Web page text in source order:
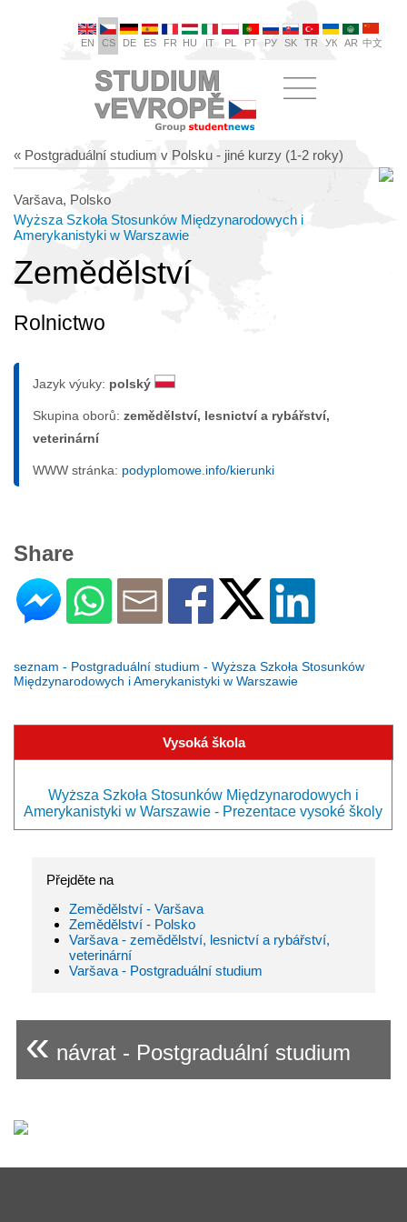
EN CS DE ES FR HU IT PL PT РУ SK TR УК AR 中文
« Postgraduální studium v Polsku - jiné kurzy (1-2 roky)
Varšava, Polsko
Wyższa Szkoła Stosunków Międzynarodowych i
Amerykanistyki w Warszawie
Zemědělství
Rolnictwo
Jazyk výuky: polský
Skupina oborů: zemědělství, lesnictví a rybářství,
veterinární
WWW stránka: podyplomowe.info/kierunki
Share
seznam - Postgraduální studium - Wyższa Szkoła Stosunków
Międzynarodowych i Amerykanistyki w Warszawie
Vysoká škola
Wyższa Szkoła Stosunków Międzynarodowych i
Amerykanistyki w Warszawie - Prezentace vysoké školy
Přejděte na
Zemědělství - Varšava
Zemědělství - Polsko
Varšava - zemědělství, lesnictví a rybářství,
veterinární
Varšava - Postgraduální studium
« návrat - Postgraduální studium